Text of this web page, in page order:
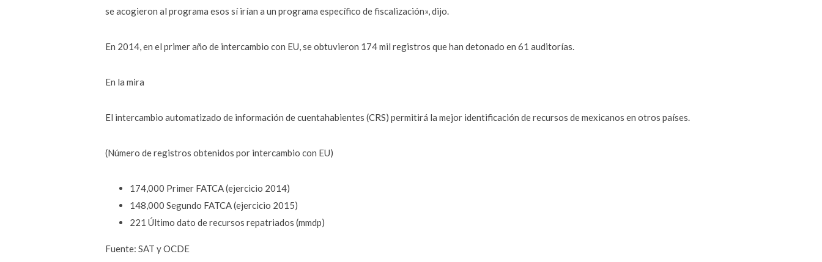
se acogieron al programa esos sí irían a un programa específico de fiscalización», dijo.
En 2014, en el primer año de intercambio con EU, se obtuvieron 174 mil registros que han detonado en 61 auditorías.
En la mira
El intercambio automatizado de información de cuentahabientes (CRS) permitirá la mejor identificación de recursos de mexicanos en otros países.
(Número de registros obtenidos por intercambio con EU)
174,000 Primer FATCA (ejercicio 2014)
148,000 Segundo FATCA (ejercicio 2015)
221 Último dato de recursos repatriados (mmdp)
Fuente: SAT y OCDE